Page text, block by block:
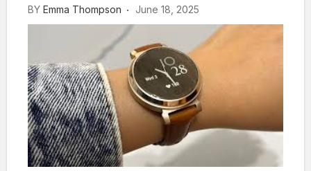
BY Emma Thompson June 18, 2025